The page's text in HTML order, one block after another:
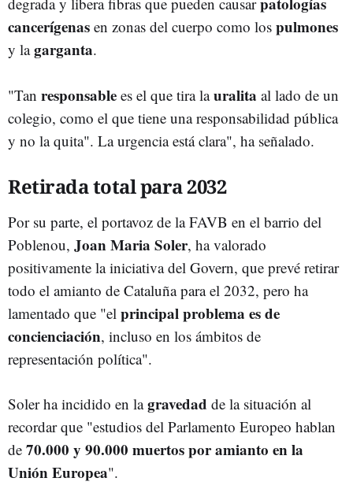
cancerígenas en zonas del cuerpo como los pulmones
y lagarganta.
"Tan responsable es el que tira lauralita al lado de un
colegio, como el que tiene una responsabilidad pública
y no la quita". La urgencia está clara", ha señalado.
Retirada total para 2032
Por su parte, el portavoz de la FAVB en el barrio del
Poblenou, Joan Maria Soler, ha valorado
positivamente la iniciativa del Govern, que prevé retirar
todo el amianto de Cataluña para el 2032, pero ha
lamentado que "el principal problema es de
concienciación, incluso en los ámbitos de
representación política".
Soler ha incidido en lagravedad de la situación al
recordar que "estudios del Parlamento Europeo hablan
de 70.000 y 90.000 muertos por amianto en la
Unión Europea".